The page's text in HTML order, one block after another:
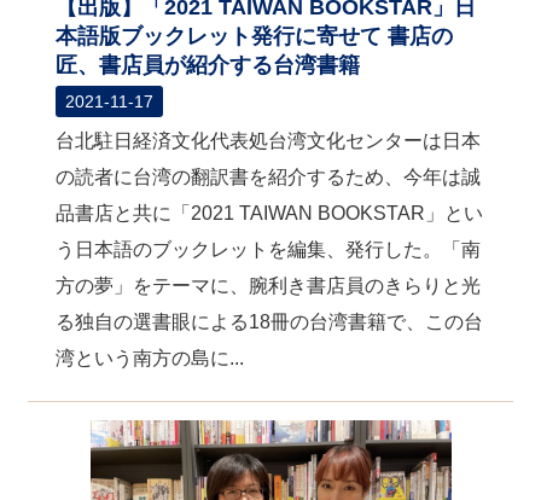
【出版】「2021 TAIWAN BOOKSTAR」日
本語版ブックレット発行に寄せて 書店の
匠、書店員が紹介する台湾書籍
2021-11-17
台北駐日経済文化代表処台湾文化センターは日本
の読者に台湾の翻訳書を紹介するため、今年は誠
品書店と共に「2021 TAIWAN BOOKSTAR」とい
う日本語のブックレットを編集、発行した。「南
方の夢」をテーマに、腕利き書店員のきらりと光
る独自の選書眼による18冊の台湾書籍で、この台
湾という南方の島に...